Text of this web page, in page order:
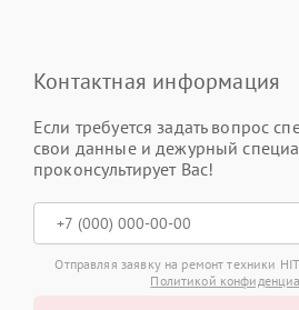
Контактная информация
Если требуется задать вопрос
свои данные и дежурный
проконсультирует Вас!
Отправляя заявку на ремонт техники
Политикой